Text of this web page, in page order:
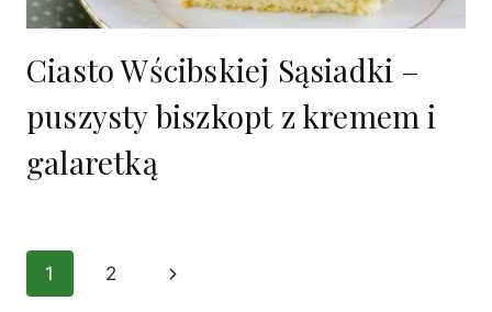
Ciasto Wścibskiej Sąsiadki –
puszysty biszkopt z kremem i
galaretką
Nawigacja
1 2
Następna